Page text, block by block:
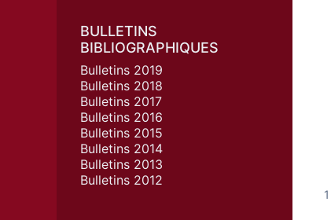
BULLETINS
BIBLIOGRAPHIQUES
Bulletins 2019
Bulletins 2018
Bulletins 2017
Bulletins 2016
Bulletins 2015
Bulletins 2014
Bulletins 2013
Bulletins 2012